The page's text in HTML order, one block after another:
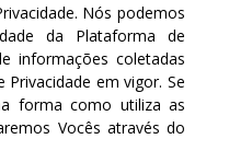
Nós podemos
da Plataforma de
informações coletadas
em vigor. Se
forma como utiliza as
Vocês através do